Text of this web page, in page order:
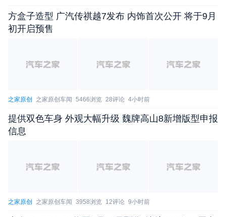
年12月4日至2017年6月25日生产的部分2015-2017
年款林肯领航员汽车，共计2556辆。
蚀，造成内部短路，存在起火风险。
解决办法：
经销商，为召回范围内的车辆断开迎宾灯的连接，以
福特汽车（中国）有限公司将以挂号信等方式通
方盒子造型 广汽传祺越7发布 内饰首次公开 将于9月
初开启预售
之家原创 之家原创车闻 5466浏览 28评论 4小时前
提供双色车身 外观大幅升级 魏牌高山8新增版型申报
信息
之家原创 之家原创车闻 3958浏览 12评论 9小时前